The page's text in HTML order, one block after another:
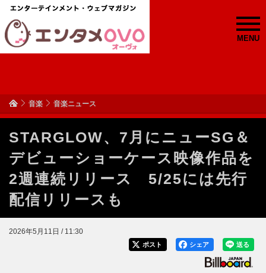
MENU
音楽 音楽ニュース
STARGLOW、7月にニューSG＆
デビューショーケース映像作品を
2週連続リリース 5/25には先行
配信リリースも
2026年5月11日 / 11:30
送る
シェア
ポスト